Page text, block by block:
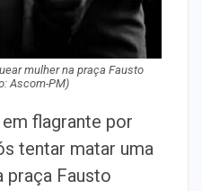
mulher na praça Fausto
Ascom-PM)
flagrante por
tentar matar uma
praça Fausto